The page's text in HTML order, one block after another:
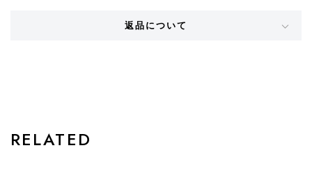
返品について
RELATED